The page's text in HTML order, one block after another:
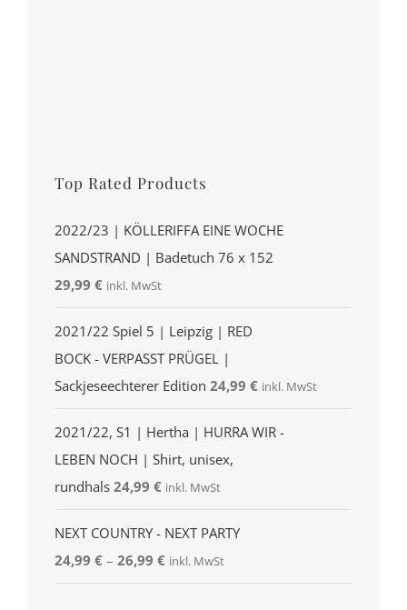
Top Rated Products
2022/23 | KÖLLERIFFA EINE WOCHE
SANDSTRAND | Badetuch 76 x 152
29,99 € inkl. MwSt
2021/22 Spiel 5 | Leipzig | RED
BOCK - VERPASST PRÜGEL |
Sackjeseechterer Edition 24,99 € inkl. MwSt
2021/22, S1 | Hertha | HURRA WIR -
LEBEN NOCH | Shirt, unisex,
rundhals 24,99 € inkl. MwSt
NEXT COUNTRY - NEXT PARTY
24,99 € – 26,99 € inkl. MwSt